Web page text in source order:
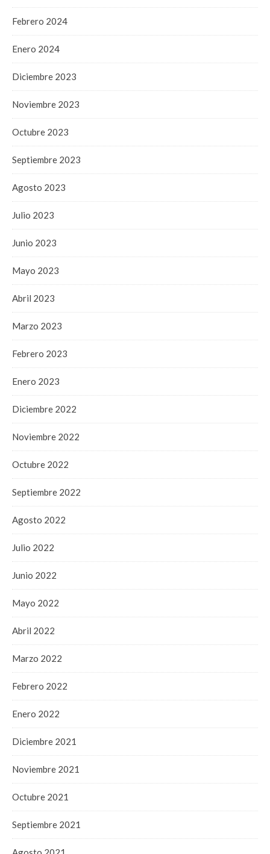
Febrero 2024
Enero 2024
Diciembre 2023
Noviembre 2023
Octubre 2023
Septiembre 2023
Agosto 2023
Julio 2023
Junio 2023
Mayo 2023
Abril 2023
Marzo 2023
Febrero 2023
Enero 2023
Diciembre 2022
Noviembre 2022
Octubre 2022
Septiembre 2022
Agosto 2022
Julio 2022
Junio 2022
Mayo 2022
Abril 2022
Marzo 2022
Febrero 2022
Enero 2022
Diciembre 2021
Noviembre 2021
Octubre 2021
Septiembre 2021